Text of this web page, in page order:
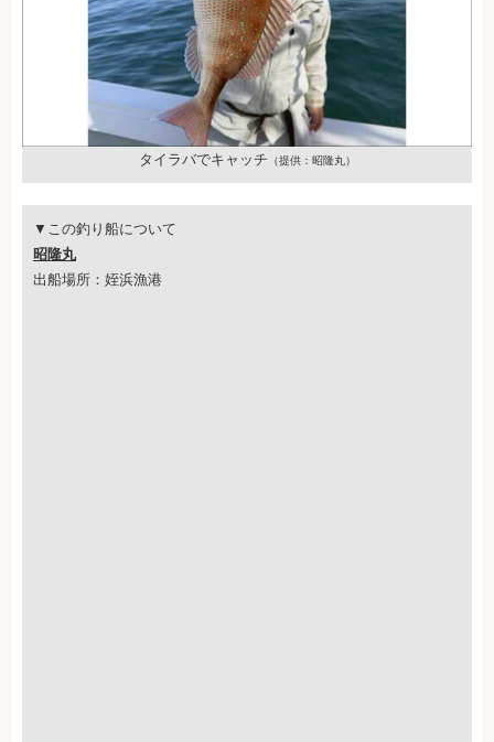
タイラバでキャッチ （提供：昭隆丸）
▼この釣り船について
昭隆丸
出船場所：姪浜漁港